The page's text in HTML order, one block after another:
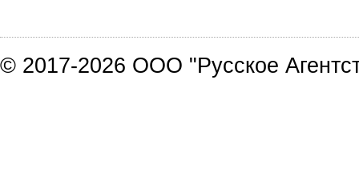
© 2017-2026 ООО "Русское